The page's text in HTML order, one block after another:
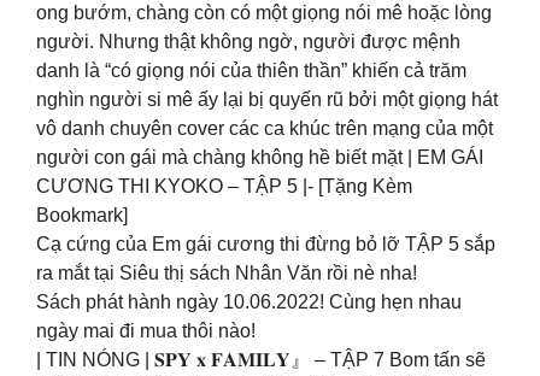
ong bướm, chàng còn có một giọng nói mê hoặc lòng
người. Nhưng thật không ngờ, người được mệnh
danh là “có giọng nói của thiên thần” khiến cả trăm
nghìn người si mê ấy lại bị quyến rũ bởi một giọng hát
vô danh chuyên cover các ca khúc trên mạng của một
người con gái mà chàng không hề biết mặt | EM GÁI
CƯƠNG THI KYOKO – TẬP 5 |- [Tặng Kèm
Bookmark]
Cạ cứng của Em gái cương thi đừng bỏ lỡ TẬP 5 sắp
ra mắt tại Siêu thị sách Nhân Văn rồi nè nha!
Sách phát hành ngày 10.06.2022! Cùng hẹn nhau
ngày mai đi mua thôi nào!
| TIN NÓNG | 𝐒𝐏𝐘 𝐱 𝐅𝐀𝐌𝐈𝐋𝐘』 – TẬP 7 Bom tấn sẽ